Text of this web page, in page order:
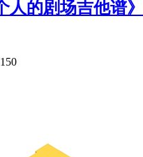
人的剧场吉他谱
150